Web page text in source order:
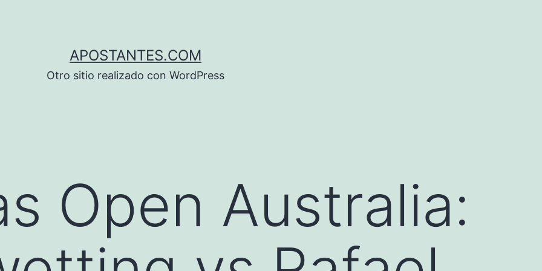
APOSTANTES.COM
Otro sitio realizado con WordPress
Open Australia: